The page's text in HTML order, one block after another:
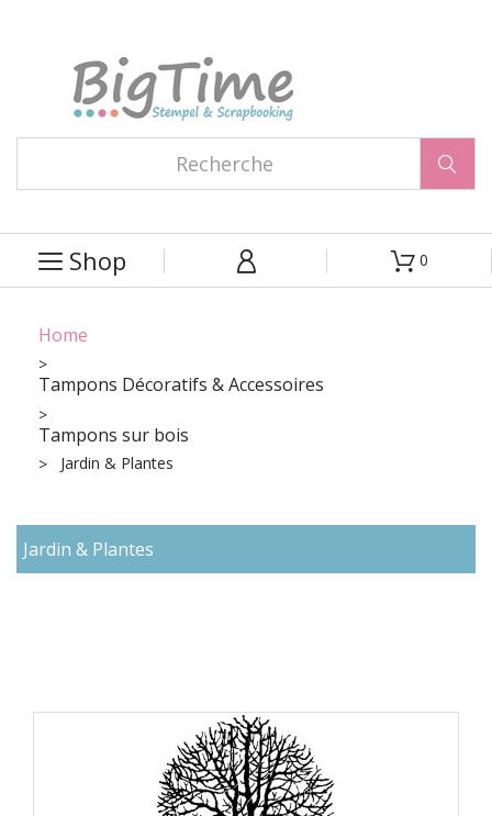

 Shop   0
Home
Tampons Décoratifs & Accessoires
Tampons sur bois
Jardin & Plantes
Jardin & Plantes